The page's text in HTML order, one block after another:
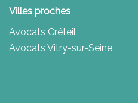
Villes proches
Avocats Créteil
Avocats Vitry-sur-Seine